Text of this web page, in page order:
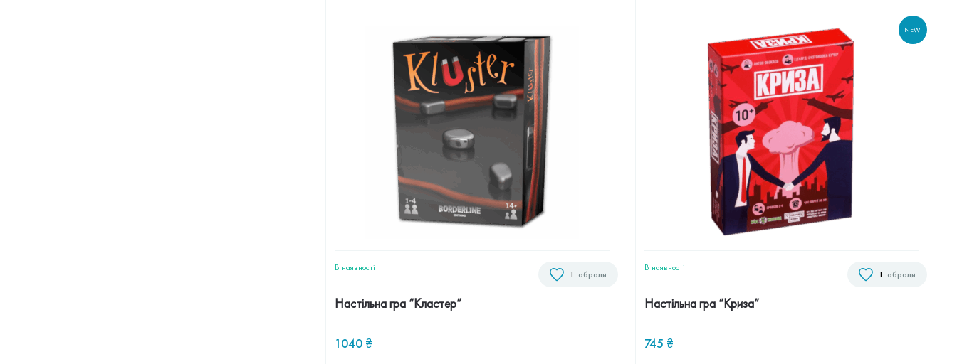
обрали
1
В наявностi
Настільна гра “Кластер”
1040 ₴
NEW
обрали
1
В наявностi
Настільна гра “Криза”
745 ₴